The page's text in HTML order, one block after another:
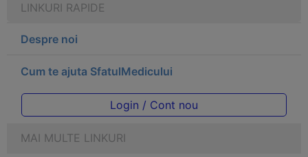
LINKURI RAPIDE
Despre noi
Cum te ajuta SfatulMedicului
Login / Cont nou
MAI MULTE LINKURI